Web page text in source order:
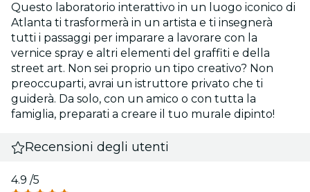
Questo laboratorio interattivo in un luogo iconico di
Atlanta ti trasformerà in un artista e ti insegnerà
tutti i passaggi per imparare a lavorare con la
vernice spray e altri elementi del graffiti e della
street art. Non sei proprio un tipo creativo? Non
preoccuparti, avrai un istruttore privato che ti
guiderà. Da solo, con un amico o con tutta la
famiglia, preparati a creare il tuo murale dipinto!
Recensioni degli utenti
4.9 /5